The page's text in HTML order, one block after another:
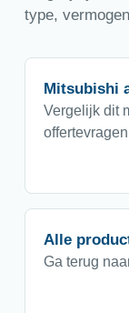
type,
Mitsubishi
Vergelijk dit
Alle
Ga terug